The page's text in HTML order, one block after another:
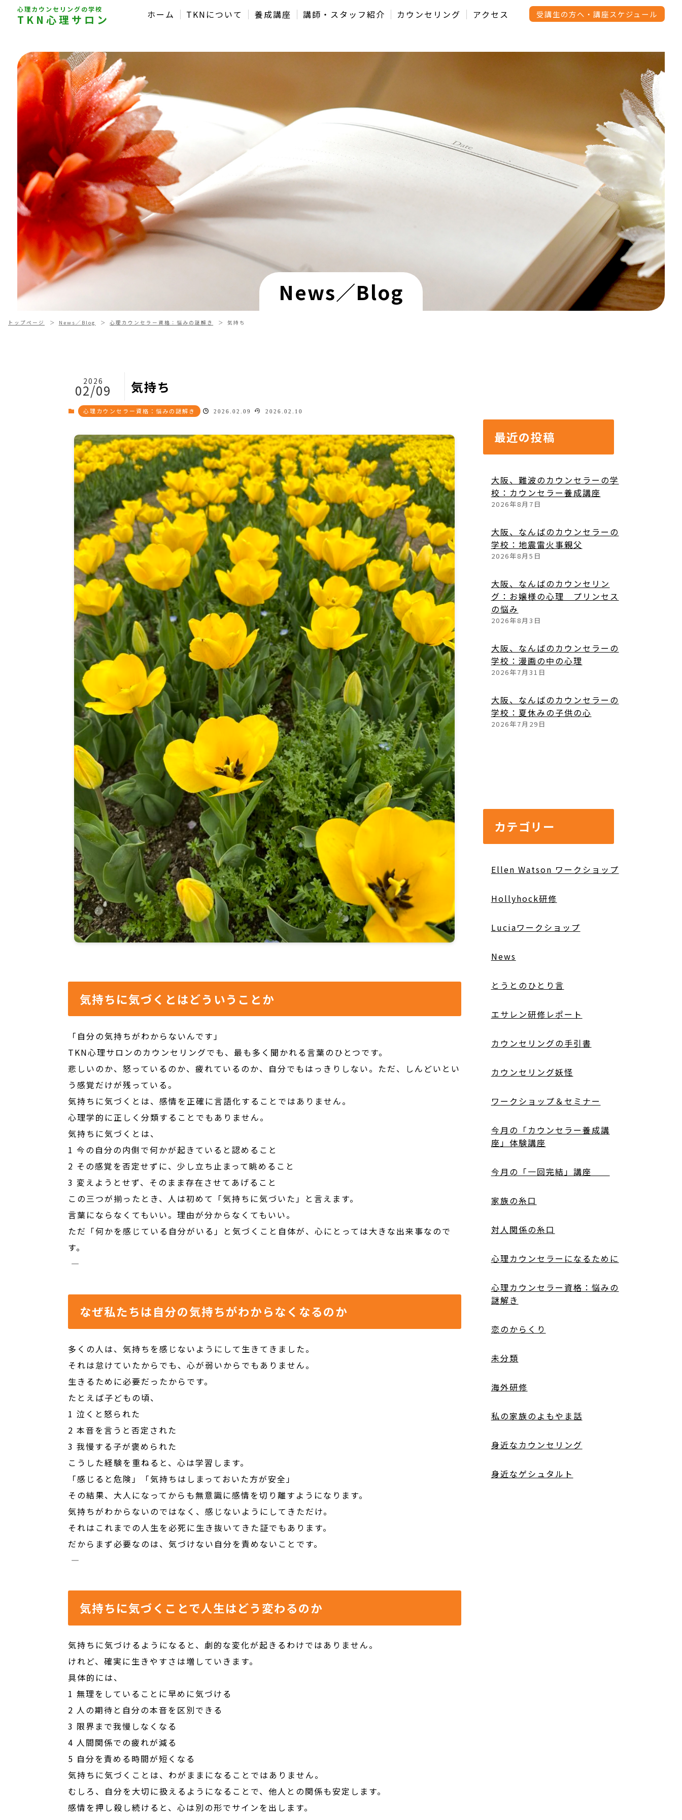
心理カウンセリングの学校
TKN心理サロン ホーム TKNについて 養成講座 講師・スタッフ紹介 カウンセリング アクセス 受講生の方へ・講座スケジュール
News／Blog
トップページ News／Blog 心理カウンセラー資格：悩みの謎解き 気持ち
気持ち
2026
02/09
心理カウンセラー資格：悩みの謎解き 2026.02.09 2026.02.10
気持ちに気づくとはどういうことか
「自分の気持ちがわからないんです」
TKN心理サロンのカウンセリングでも、最も多く聞かれる言葉のひとつです。
悲しいのか、怒っているのか、疲れているのか、自分でもはっきりしない。ただ、しんどいとい
う感覚だけが残っている。
気持ちに気づくとは、感情を正確に言語化することではありません。
心理学的に正しく分類することでもありません。
気持ちに気づくとは、
1 今の自分の内側で何かが起きていると認めること
2 その感覚を否定せずに、少し立ち止まって眺めること
3 変えようとせず、そのまま存在させてあげること
この三つが揃ったとき、人は初めて「気持ちに気づいた」と言えます。
言葉にならなくてもいい。理由が分からなくてもいい。
ただ「何かを感じている自分がいる」と気づくこと自体が、心にとっては大きな出来事なので
す。
――――――――――
なぜ私たちは自分の気持ちがわからなくなるのか
多くの人は、気持ちを感じないようにして生きてきました。
それは怠けていたからでも、心が弱いからでもありません。
生きるために必要だったからです。
たとえば子どもの頃、
1 泣くと怒られた
2 本音を言うと否定された
3 我慢する子が褒められた
こうした経験を重ねると、心は学習します。
「感じると危険」「気持ちはしまっておいた方が安全」
その結果、大人になってからも無意識に感情を切り離すようになります。
気持ちがわからないのではなく、感じないようにしてきただけ。
それはこれまでの人生を必死に生き抜いてきた証でもあります。
だからまず必要なのは、気づけない自分を責めないことです。
――――――――――
気持ちに気づくことで人生はどう変わるのか
気持ちに気づけるようになると、劇的な変化が起きるわけではありません。
けれど、確実に生きやすさは増していきます。
具体的には、
1 無理をしていることに早めに気づける
2 人の期待と自分の本音を区別できる
3 限界まで我慢しなくなる
4 人間関係での疲れが減る
5 自分を責める時間が短くなる
気持ちに気づくことは、わがままになることではありません。
むしろ、自分を大切に扱えるようになることで、他人との関係も安定します。
感情を押し殺し続けると、心は別の形でサインを出します。
最近の投稿
大阪、難波のカウンセラーの学
校：カウンセラー養成講座
2026年8月7日
大阪、なんばのカウンセラーの
学校：地震雷火事親父
2026年8月5日
大阪、なんばのカウンセリン
グ：お嬢様の心理 プリンセス
の悩み
2026年8月3日
大阪、なんばのカウンセラーの
学校：漫画の中の心理
2026年7月31日
大阪、なんばのカウンセラーの
学校：夏休みの子供の心
2026年7月29日
カテゴリー
Ellen Watson ワークショップ
Hollyhock研修
Luciaワークショップ
News
とうとのひとり言
エサレン研修レポート
カウンセリングの手引書
カウンセリング妖怪
ワークショップ＆セミナー
今月の「カウンセラー養成講
座」体験講座
今月の「一回完結」講座
家族の糸口
対人関係の糸口
心理カウンセラーになるために
心理カウンセラー資格：悩みの
謎解き
恋のからくり
未分類
海外研修
私の家族のよもやま話
身近なカウンセリング
身近なゲシュタルト